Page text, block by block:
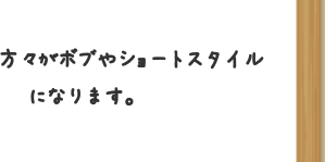
々がボブやショートスタイル
になります。